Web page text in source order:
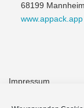
68199 Mannheim
www.appack.app
Impressum